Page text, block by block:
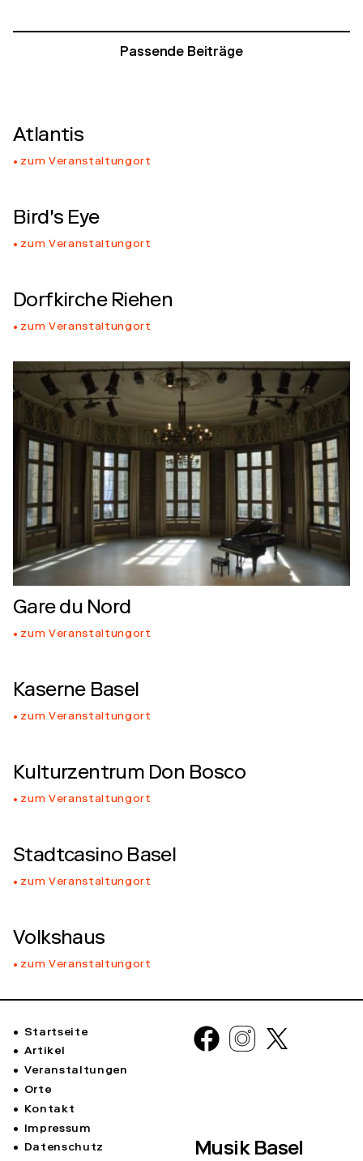
Passende Beiträge
Atlantis
zum Veranstaltungort
Bird's Eye
zum Veranstaltungort
Dorfkirche Riehen
zum Veranstaltungort
Gare du Nord
zum Veranstaltungort
Kaserne Basel
zum Veranstaltungort
Kulturzentrum Don Bosco
zum Veranstaltungort
Stadtcasino Basel
zum Veranstaltungort
Volkshaus
zum Veranstaltungort
Startseite
Artikel
Veranstaltungen
Orte
Kontakt
Impressum
Datenschutz
Musik Basel